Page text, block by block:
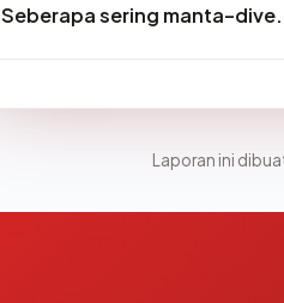
Seberapa sering manta-
Laporan ini